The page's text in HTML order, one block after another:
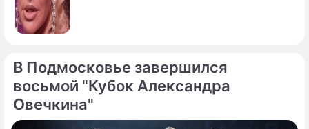
В Подмосковье завершился
восьмой "Кубок Александра
Овечкина"